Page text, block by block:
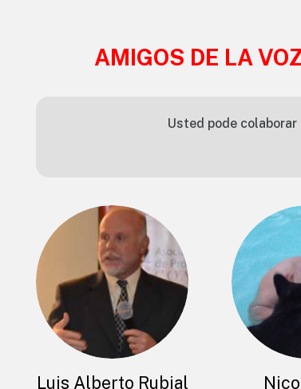
AMIGOS DE LA
Usted pode colaborar
Luis Alberto Rubial